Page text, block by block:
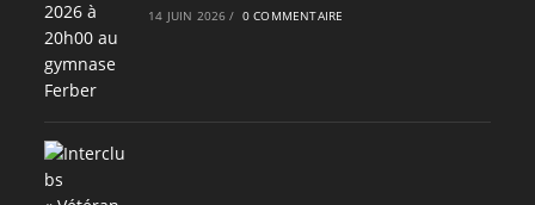
14 JUIN 2026 / 0 COMMENTAIRE